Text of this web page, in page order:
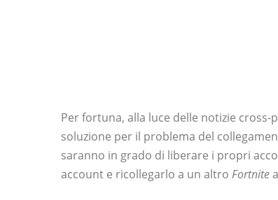
Per fortuna, alla luce delle notizie
soluzione per il problema del
saranno in grado di liberare i propri
account e ricollegarlo a un altro Fortnite